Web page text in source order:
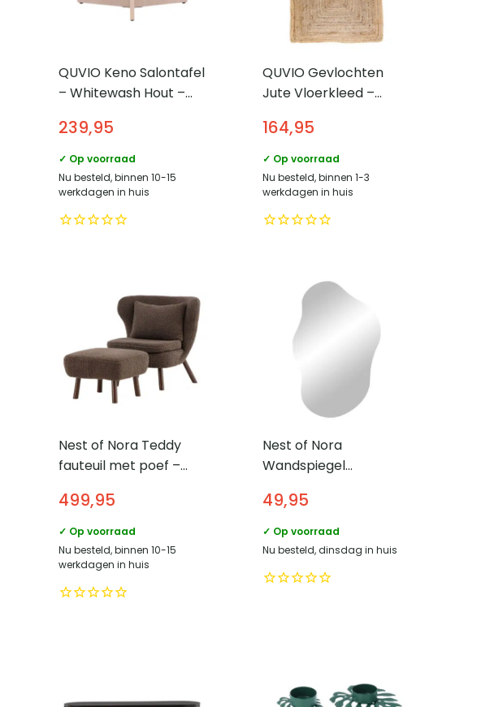
QUVIO Keno Salontafel
– Whitewash Hout –
239,95
✓ Op voorraad
Nu besteld, binnen 10-15
werkdagen in huis
QUVIO Gevlochten
Jute Vloerkleed –
164,95
✓ Op voorraad
Nu besteld, binnen 1-3
werkdagen in huis
Nest of Nora Teddy
fauteuil met poef –
loungestoel – Bruin
499,95
✓ Op voorraad
Nu besteld, binnen 10-15
werkdagen in huis
Nest of Nora
Wandspiegel
40×60 cm – Glass
49,95
✓ Op voorraad
Nu besteld, dinsdag in huis